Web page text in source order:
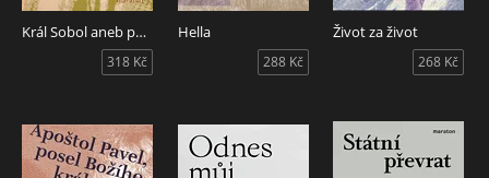
Král Sobol aneb putování Mórice Beňovského
318 Kč
Hella
288 Kč
Život za život
268 Kč